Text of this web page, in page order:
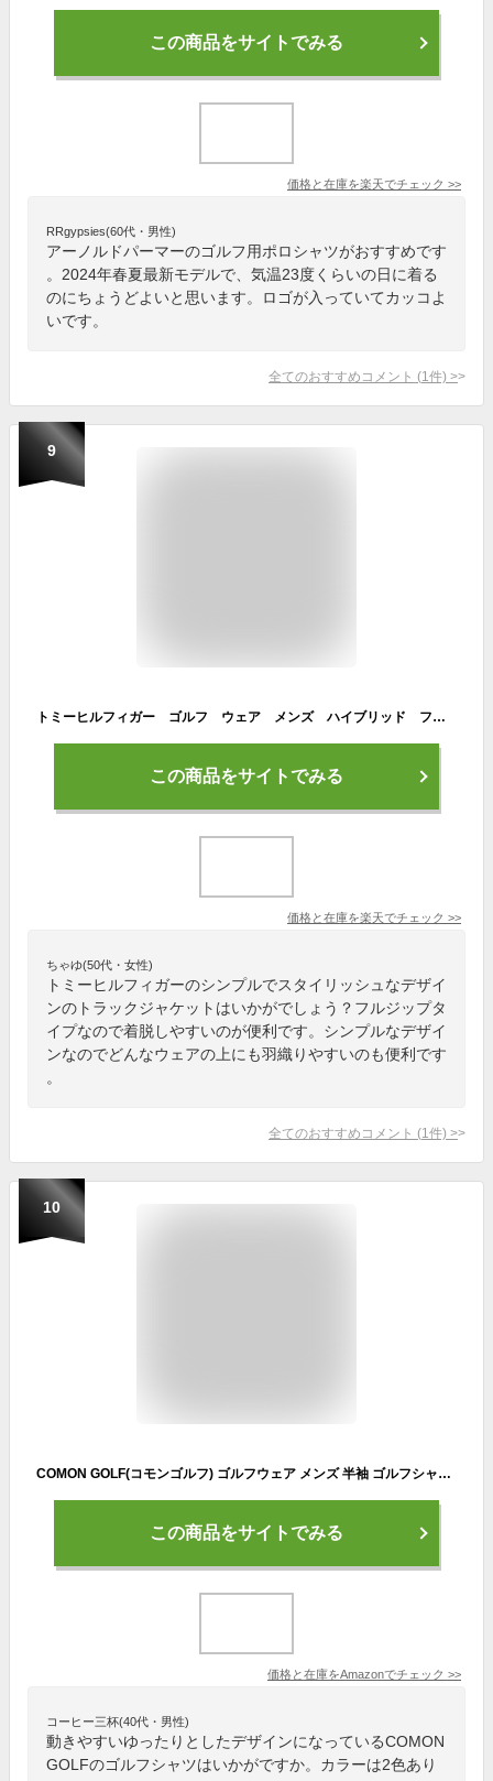
この商品をサイトでみる
価格と在庫を楽天でチェック >>
RRgypsies(60代・男性)
アーノルドパーマーのゴルフ用ポロシャツがおすすめです
。2024年春夏最新モデルで、気温23度くらいの日に着る
のにちょうどよいと思います。ロゴが入っていてカッコよ
いです。
全てのおすすめコメント (1 件) >
9
トミーヒルフィガー ゴルフ ウェア メンズ ハイブリッド フルジップ トラックジャケット THMA337 2023年春夏モデル M-XL 【あす楽対応】
この商品をサイトでみる
価格と在庫を楽天でチェック >>
ちゃゆ(50代・女性)
トミーヒルフィガーのシンプルでスタイリッシュなデザイ
ンのトラックジャケットはいかがでしょう？フルジップタ
イプなので着脱しやすいのが便利です。シンプルなデザイ
ンなのでどんなウェアの上にも羽織りやすいのも便利です
。
全てのおすすめコメント (1 件) >
10
COMON GOLF(コモンゴルフ) ゴルフウェア メンズ 半袖 ゴルフシャツ 大きいサイズ ハーフジップ 速乾 ドライ ストレッチ バックプリント 春物 春夏 春 夏 CG-SP402 3XL カーキ
この商品をサイトでみる
価格と在庫をAmazonでチェック >>
コーヒー三杯(40代・男性)
動きやすいゆったりとしたデザインになっているCOMON
GOLFのゴルフシャツはいかがですか。カラーは2色あり